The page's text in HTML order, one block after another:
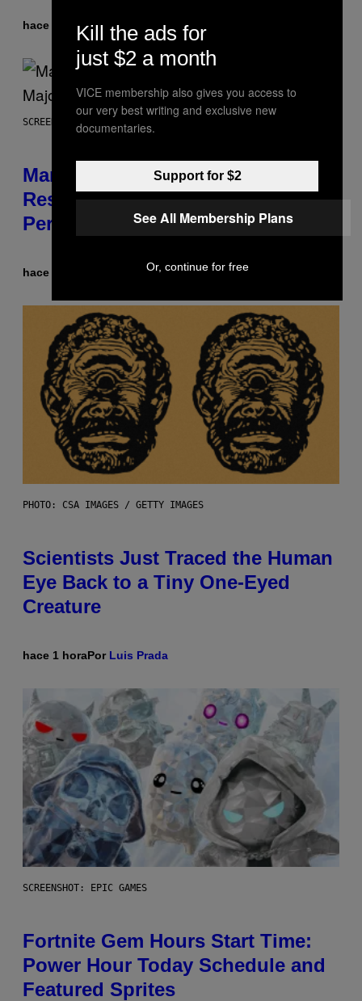
hace 28 minutosPor Brent Koepp
SCREENSHOT: PLAYSTATION, STEAM
Marvel Tokon Developer
Responds to Major PC
Performance Issues
hace 1 hora Brent Koepp
PHOTO: CSA IMAGES / GETTY IMAGES
Scientists Just Traced the Human
Eye Back to a Tiny One-Eyed
Creature
hace 1 horaPor Luis Prada
SCREENSHOT: EPIC GAMES
Fortnite Gem Hours Start Time:
Power Hour Today Schedule and
Featured Sprites
Kill the ads for
just $2 a month
VICE membership also gives you access to
our very best writing and exclusive new
documentaries.
Support for $2
See All Membership Plans
Or, continue for free